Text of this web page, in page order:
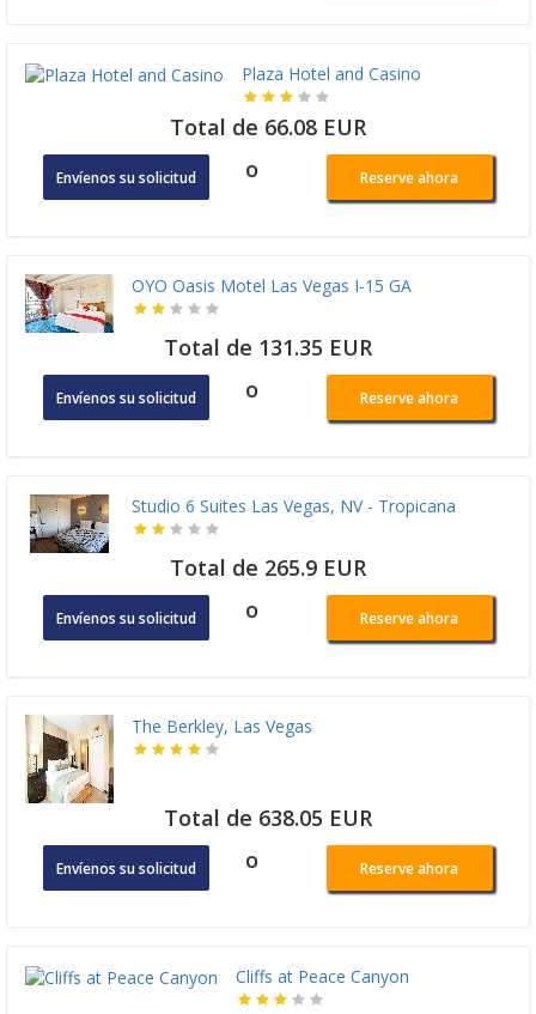
Plaza Hotel and Casino
Total de 66.08 EUR
Envíenos su solicitud o Reserve ahora
OYO Oasis Motel Las Vegas I-15 GA
Total de 131.35 EUR
Envíenos su solicitud o Reserve ahora
Studio 6 Suites Las Vegas, NV - Tropicana
Total de 265.9 EUR
Envíenos su solicitud o Reserve ahora
The Berkley, Las Vegas
Total de 638.05 EUR
Envíenos su solicitud o Reserve ahora
Cliffs at Peace Canyon